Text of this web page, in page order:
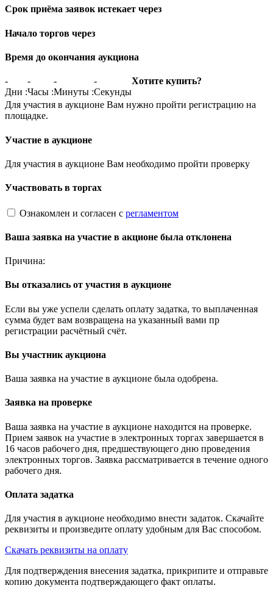
Срок приёма заявок истекает через
Начало торгов через
Время до окончания аукциона
-
Дни :
-
Часы :
-
Минуты :
-
Секунды
Хотите купить?
Для участия в аукционе Вам нужно пройти регистрацию на
площадке.
Участие в аукционе
Для участия в аукционе Вам необходимо пройти проверку
Участвовать в торгах
Ознакомлен и согласен с регламентом
Ваша заявка на участие в акционе была отклонена
Причина:
Вы отказались от участия в аукционе
Если вы уже успели сделать оплату задатка, то выплаченная
сумма будет вам возвращена на указанный вами пр
регистрации расчётный счёт.
Вы участник аукциона
Ваша заявка на участие в аукционе была одобрена.
Заявка на проверке
Ваша заявка на участие в аукционе находится на проверке.
Прием заявок на участие в электронных торгах завершается в
16 часов рабочего дня, предшествующего дню проведения
электронных торгов. Заявка рассматривается в течение одного
рабочего дня.
Оплата задатка
Для участия в аукционе необходимо внести задаток. Скачайте
реквизиты и произведите оплату удобным для Вас способом.
Скачать реквизиты на оплату
Для подтверждения внесения задатка, прикрипите и отправьте
копию документа подтверждающего факт оплаты.